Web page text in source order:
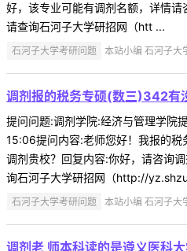
好，该专业可能有调剂名额，详情
请查询石河子大学研招网（htt ...
石河子大学考研问题 本站小编 石河子
调剂报的税务专硕(数三)342有
提问问题:调剂学院:经济与管理学
15:06提问内容:老师您好！我报的
调剂贵校？回复内容:你好，请咨询
询石河子大学研招网（http://
石河子大学考研问题 本站小编 石河子
调剂老 师本科读的是遵义医科